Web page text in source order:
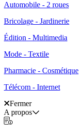
Automobile - 2 roues
Bricolage - Jardinerie
Édition - Multimedia
Mode - Textile
Pharmacie - Cosmétique
Télécom - Internet
Fermer
A propos